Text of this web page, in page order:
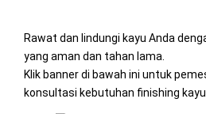
Rawat dan lindungi kayu Anda
yang aman dan tahan lama.
Klik banner di bawah ini untuk
konsultasi kebutuhan finishing kayu